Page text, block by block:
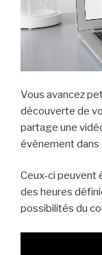
Vous avancez
découverte de
partage une
évènement dans
Ceux-ci peuvent
des heures
possibilités du